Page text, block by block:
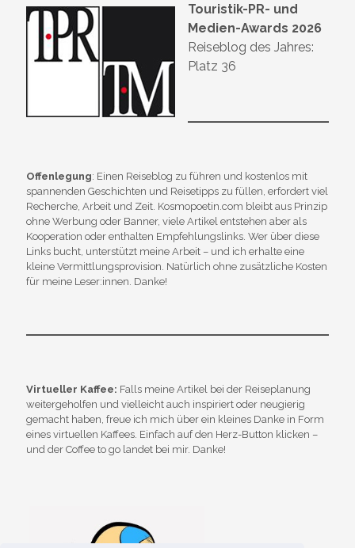
Touristik-PR- und
Medien-Awards 2026
Reiseblog des Jahres:
Platz 36
Offenlegung: Einen Reiseblog zu führen und kostenlos mit
spannenden Geschichten und Reisetipps zu füllen, erfordert viel
Recherche, Arbeit und Zeit. Kosmopoetin.com bleibt aus Prinzip
ohne Werbung oder Banner, viele Artikel entstehen aber als
Kooperation oder enthalten Empfehlungslinks. Wer über diese
Links bucht, unterstützt meine Arbeit – und ich erhalte eine
kleine Vermittlungsprovision. Natürlich ohne zusätzliche Kosten
für meine Leser:innen. Danke!
Virtueller Kaffee: Falls meine Artikel bei der Reiseplanung
weitergeholfen und vielleicht auch inspiriert oder neugierig
gemacht haben, freue ich mich über ein kleines Danke in Form
eines virtuellen Kaffees. Einfach auf den Herz-Button klicken –
und der Coffee to go landet bei mir. Danke!